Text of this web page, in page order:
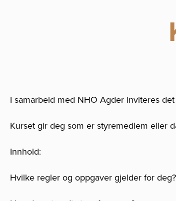
I samarbeid med NHO Agder inviteres
Kurset gir deg som er styremedlem eller
Innhold:
Hvilke regler og oppgaver gjelder for deg?